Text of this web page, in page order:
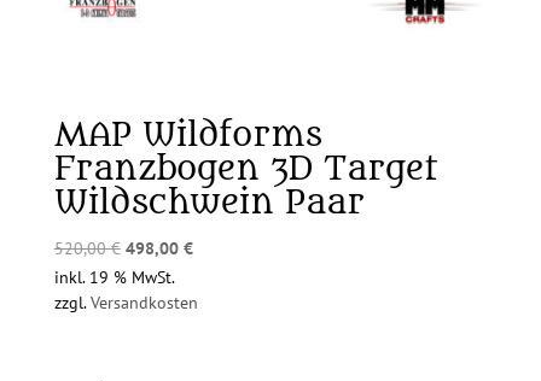
MAP Wildforms
Franzbogen 3D Target
Wildschwein Paar
520,00€ Ursprünglicher
Preis
war:
498,00 €Aktueller
ist:
inkl. 19 % MwSt.
zzgl.Versandkosten